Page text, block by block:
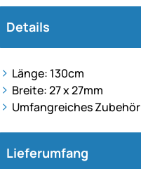
Details
Länge: 130cm
Breite: 27 x 27mm
Umfangreiches
Lieferumfang